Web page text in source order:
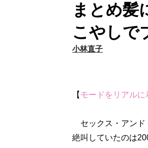
まとめ髪
こやしで
小林直子
【 モードをリアルに
セックス・アンド
絶叫していたのは